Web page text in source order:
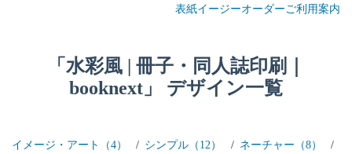
表紙イージーオーダーご利用案内
「水彩風 | 冊子・同人誌印刷｜
booknext」 デザイン一覧
イメージ・アート（4） シンプル（12）
ネーチャー（8）